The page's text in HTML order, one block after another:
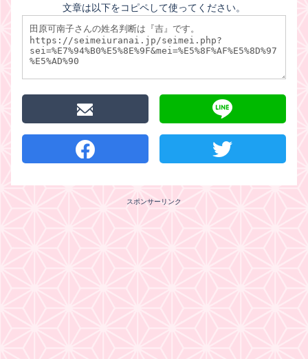
文章は以下をコピペして使ってください。
スポンサーリンク